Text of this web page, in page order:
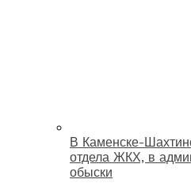
В Каменске-
отдела ЖКХ, в
обыски